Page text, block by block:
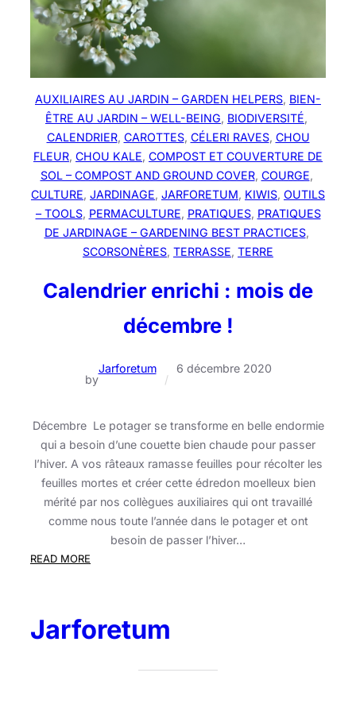
AUXILIAIRES AU JARDIN – GARDEN HELPERS, BIEN-
ÊTRE AU JARDIN – WELL-BEING, BIODIVERSITÉ
CALENDRIER, CAROTTES, CÉLERI RAVES, CHOU
FLEUR, CHOU KALE, COMPOST ET COUVERTURE DE
SOL – COMPOST AND GROUND COVER, COURGE
CULTURE, JARDINAGE, JARFORETUM, KIWIS, OUTILS
– TOOLS, PERMACULTURE, PRATIQUES, PRATIQUES
DE JARDINAGE – GARDENING BEST PRACTICES
SCORSONÈRES, TERRASSE, TERRE
Calendrier enrichi : mois de
décembre !
by
Jarforetum
/
6 décembre 2020
Décembre Le potager se transforme en belle endormie
qui a besoin d’une couette bien chaude pour passer
l’hiver. A vos râteaux ramasse feuilles pour récolter les
feuilles mortes et créer cette édredon moelleux bien
mérité par nos collègues auxiliaires qui ont travaillé
comme nous toute l’année dans le potager et ont
besoin de passer l’hiver…
READ MORE
mois
Jarforetum